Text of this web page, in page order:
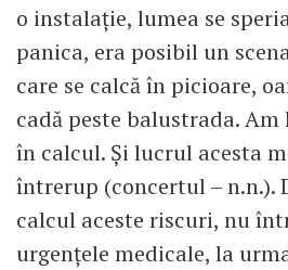
o instalație, lumea se
panica, era posibil un
care se calcă în picioare,
cadă peste balustrada.
în calcul. Și lucrul acesta
întrerup (concertul – n.n.).
calcul aceste riscuri, nu
urgențele medicale, la